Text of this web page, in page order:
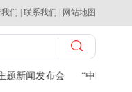
们 联系我们 网站地图
题新闻发布会 “中医药防